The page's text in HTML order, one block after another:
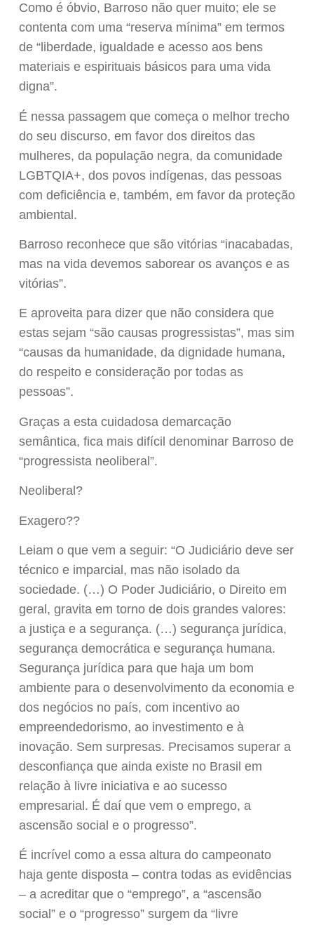
Como é óbvio, Barroso não quer muito; ele se
contenta com uma “reserva mínima” em termos
de “liberdade, igualdade e acesso aos bens
materiais e espirituais básicos para uma vida
digna”.
É nessa passagem que começa o melhor trecho
do seu discurso, em favor dos direitos das
mulheres, da população negra, da comunidade
LGBTQIA+, dos povos indígenas, das pessoas
com deficiência e, também, em favor da proteção
ambiental.
Barroso reconhece que são vitórias “inacabadas,
mas na vida devemos saborear os avanços e as
vitórias”.
E aproveita para dizer que não considera que
estas sejam “são causas progressistas”, mas sim
“causas da humanidade, da dignidade humana,
do respeito e consideração por todas as
pessoas”.
Graças a esta cuidadosa demarcação
semântica, fica mais difícil denominar Barroso de
“progressista neoliberal”.
Neoliberal?
Exagero??
Leiam o que vem a seguir: “O Judiciário deve ser
técnico e imparcial, mas não isolado da
sociedade. (…) O Poder Judiciário, o Direito em
geral, gravita em torno de dois grandes valores:
a justiça e a segurança. (…) segurança jurídica,
segurança democrática e segurança humana.
Segurança jurídica para que haja um bom
ambiente para o desenvolvimento da economia e
dos negócios no país, com incentivo ao
empreendedorismo, ao investimento e à
inovação. Sem surpresas. Precisamos superar a
desconfiança que ainda existe no Brasil em
relação à livre iniciativa e ao sucesso
empresarial. É daí que vem o emprego, a
ascensão social e o progresso”.
É incrível como a essa altura do campeonato
haja gente disposta – contra todas as evidências
– a acreditar que o “emprego”, a “ascensão
social” e o “progresso” surgem da “livre